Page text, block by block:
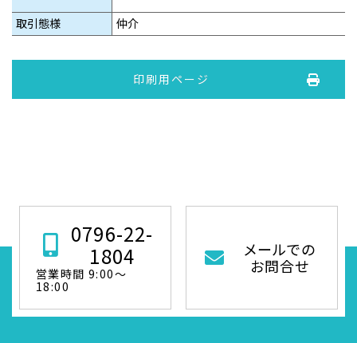
取引態様 仲介
印刷用ページ
0796-22-
1804
営業時間 9:00～
18:00
メールでの
お問合せ